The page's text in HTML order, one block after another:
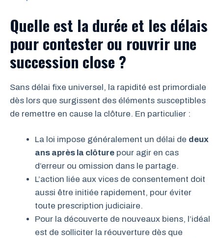
Quelle est la durée et les délais
pour contester ou rouvrir une
succession close ?
Sans délai fixe universel, la rapidité est primordiale
dès lors que surgissent des éléments susceptibles
de remettre en cause la clôture. En particulier :
La loi impose généralement un délai de deux
ans après la clôture pour agir en cas
d’erreur ou omission dans le partage.
L’action liée aux vices de consentement doit
aussi être initiée rapidement, pour éviter
toute prescription judiciaire.
Pour la découverte de nouveaux biens, l’idéal
est de solliciter la réouverture dès que